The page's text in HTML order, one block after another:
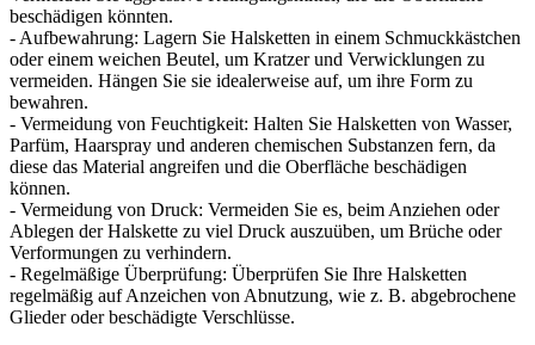
beschädigen könnten.
- Aufbewahrung: Lagern Sie Halsketten in einem Schmuckkästchen
oder einem weichen Beutel, um Kratzer und Verwicklungen zu
vermeiden. Hängen Sie sie idealerweise auf, um ihre Form zu
bewahren.
- Vermeidung von Feuchtigkeit: Halten Sie Halsketten von Wasser,
Parfüm, Haarspray und anderen chemischen Substanzen fern, da
diese das Material angreifen und die Oberfläche beschädigen
können.
- Vermeidung von Druck: Vermeiden Sie es, beim Anziehen oder
Ablegen der Halskette zu viel Druck auszuüben, um Brüche oder
Verformungen zu verhindern.
- Regelmäßige Überprüfung: Überprüfen Sie Ihre Halsketten
regelmäßig auf Anzeichen von Abnutzung, wie z. B. abgebrochene
Glieder oder beschädigte Verschlüsse.